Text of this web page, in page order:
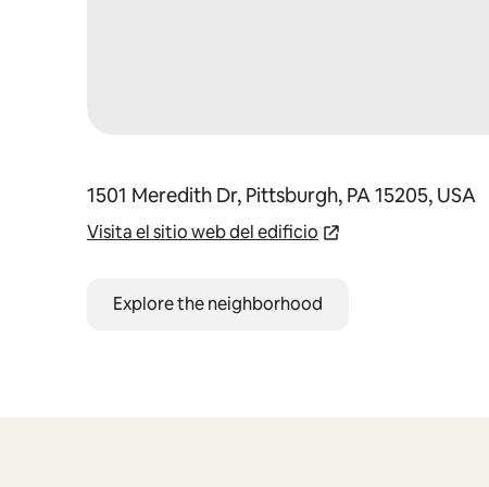
1501 Meredith Dr, Pittsburgh, PA 15205, USA
Visita el sitio web del edificio
Explore the neighborhood